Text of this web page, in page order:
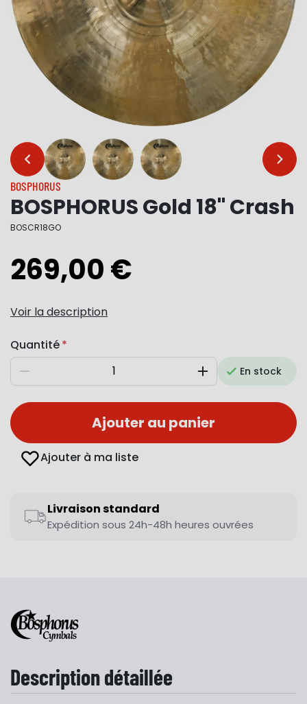
… …
BOSPHORUS
BOSPHORUS Gold 18" Crash
BOSCR18GO
269,00 €
Voir la description
Quantité
Diminuer AugmenterEn stock
Ajouter au panier
Ajouter à ma liste
Livraison standard
Expédition sous 24h-48h heures ouvrées
Description détaillée